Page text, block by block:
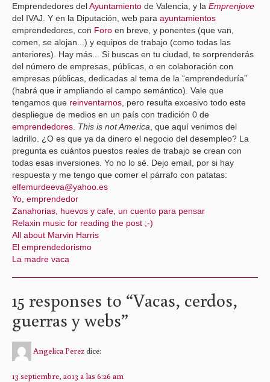
Emprendedores delAyuntamiento de Valencia, y la Emprenjove
del IVAJ. Y en la Diputación, web para ayuntamientos
emprendedores, con Foro en breve, y ponentes (que van,
comen, se alojan...) y equipos de trabajo (como todas las
anteriores). Hay más... Si buscas en tu ciudad, te sorprenderás
del número de empresas, públicas, o en colaboración con
empresas públicas, dedicadas al tema de la “emprendeduría”
(habrá que ir ampliando el campo semántico). Vale que
tengamos que reinventarnos , pero resulta excesivo todo este
despliegue de medios en un país con tradición 0 de
emprendedores This is not America , que aquí venimos del
ladrillo. ¿O es que ya da dinero el negocio del desempleo? La
pregunta es cuántos puestos reales de trabajo se crean con
todas esas inversiones. Yo no lo sé. Dejo email, por si hay
respuesta y me tengo que comer el párrafo con patatas:
elfemurdeeva@yahoo.es
Yo, emprendedor
Zanahorias, huevos y cafe, un cuento para pensar
Relaxin music for reading the post ;-)
All about Marvin Harris
El emprendedorismo
La madre vaca
15 responses to “Vacas, cerdos,
guerras y webs”
Angelica Perezdice:
13 septiembre, 2013 a las 6:26 am